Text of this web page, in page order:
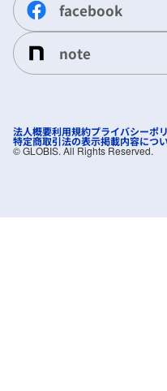
facebook
note
法人概要利用規約プライバシーポ
特定商取引法の表示掲載内容につ
©︎ GLOBIS. All Rights Reserved.